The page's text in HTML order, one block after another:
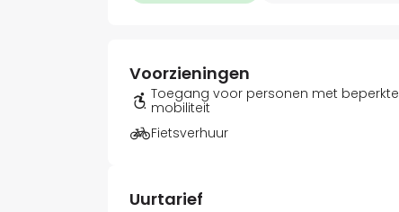
Voorzieningen
Toegang voor personen met beperkte
mobiliteit
Fietsverhuur
Uurtarief